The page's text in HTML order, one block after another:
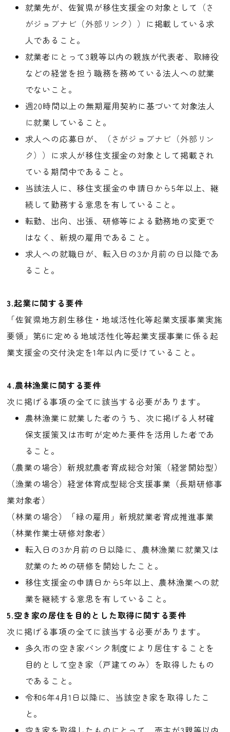
就業先が、佐賀県が移住支援金の対象として （さ
がジョブナビ（外部リンク））
に掲載している求
人であること。
就業者にとって3親等以内の親族が代表者、取締役
などの経営を担う職務を務めている法人への就業
でないこと。
週20時間以上の無期雇用契約に基づいて対象法人
に就業していること。
求人への応募日が、
（さがジョブナビ（外部リン
ク））
に求人が移住支援金の対象として掲載され
ている期間中であること。
当該法人に、移住支援金の申請日から5年以上、継
続して勤務する意思を有していること。
転勤、出向、出張、研修等による勤務地の変更で
はなく、新規の雇用であること。
求人への就職日が、転入日の3か月前の日以降であ
ること。
3.起業に関する要件
「佐賀県地方創生移住・地域活性化等起業支援事業実施
要領」第6に定める地域活性化等起業支援事業に係る起
業支援金の交付決定を1年以内に受けていること。
4.農林漁業に関する要件
次に掲げる事項の全てに該当する必要があります。
農林漁業に就業した者のうち、次に掲げる人材確
保支援策又は市町が定めた要件を活用した者であ
ること。
（農業の場合）新規就農者育成総合対策（経営開始型）
（漁業の場合）経営体育成型総合支援事業（長期研修事
業対象者）
（林業の場合）「緑の雇用」新規就業者育成推進事業
（林業作業士研修対象者）
転入日の3か月前の日以降に、農林漁業に就業又は
就業のための研修を開始したこと。
移住支援金の申請日から5年以上、農林漁業への就
業を継続する意思を有していること。
5.空き家の居住を目的とした取得に関する要件
次に掲げる事項の全てに該当する必要があります。
多久市の空き家バンク制度により居住することを
目的として空き家（戸建てのみ）を取得したもの
であること。
令和6年4月1日以降に、当該空き家を取得したこ
と。